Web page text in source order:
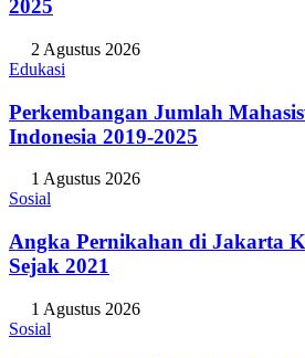
2025
2 Agustus 2026
Edukasi
Perkembangan Jumlah
Indonesia 2019-2025
1 Agustus 2026
Sosial
Angka Pernikahan di Jakarta
Sejak 2021
1 Agustus 2026
Sosial